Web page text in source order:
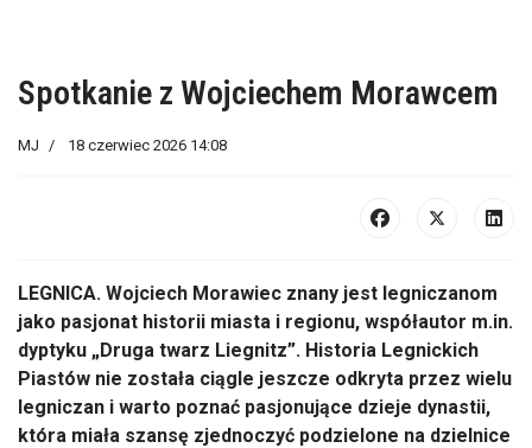
Spotkanie z Wojciechem Morawcem
MJ 18 czerwiec 2026 14:08
LEGNICA. Wojciech Morawiec znany jest legniczanom
jako pasjonat historii miasta i regionu, współautor m.in.
dyptyku „Druga twarz Liegnitz”. Historia Legnickich
Piastów nie została ciągle jeszcze odkryta przez wielu
legniczan i warto poznać pasjonujące dzieje dynastii,
która miała szansę zjednoczyć podzielone na dzielnice